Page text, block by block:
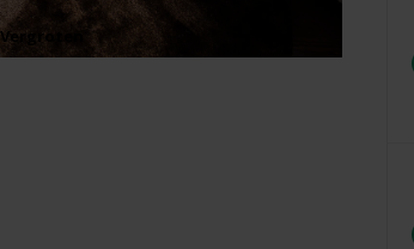
Vergroten